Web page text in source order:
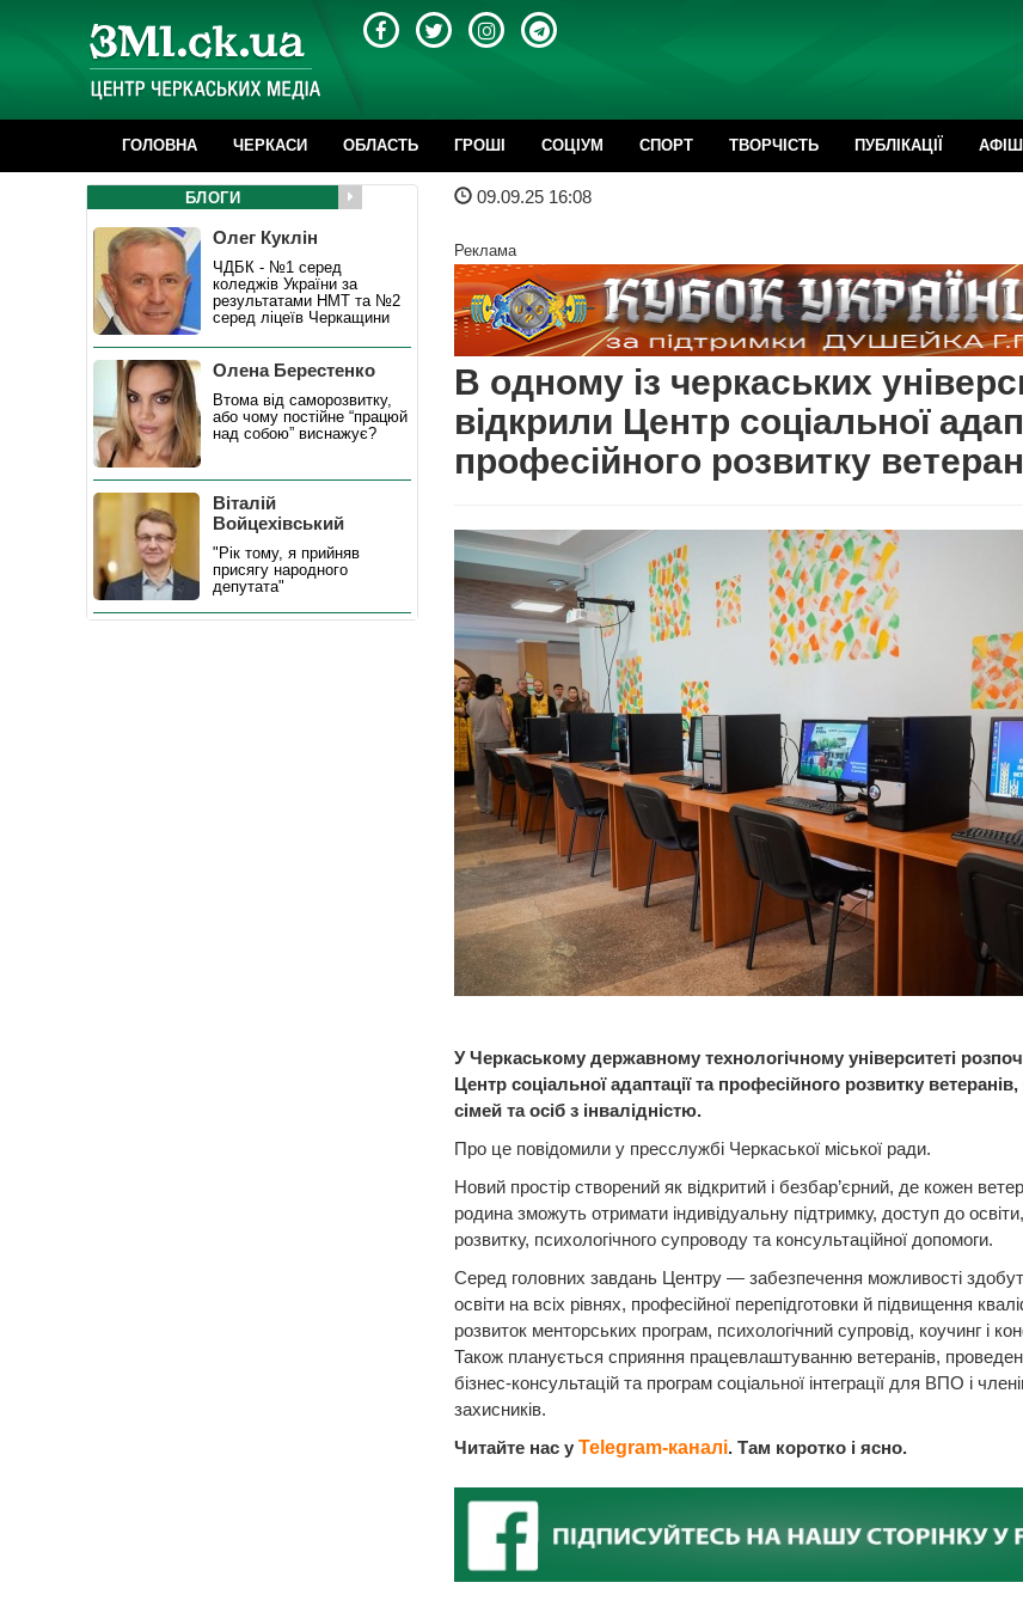
ГОЛОВНА ЧЕРКАСИ ОБЛАСТЬ ГРОШІ CОЦІУМ СПОРТ ТВОРЧІСТЬ ПУБЛІКАЦІЇ
09.09.25 16:08
Реклама
В одному із черкаських
відкрили Центр соціальної
професійного розвитку
У Черкаському державному технологічному університеті
Центр соціальної адаптації та професійного розвитку ветеранів,
сімей та осіб з інвалідністю.
Про це повідомили у пресслужбі Черкаської міської ради.
Новий простір створений як відкритий і безбар’єрний, де кожен
родина зможуть отримати індивідуальну підтримку, доступ до
розвитку, психологічного супроводу та консультаційної допомоги.
Серед головних завдань Центру — забезпечення можливості
освіти на всіх рівнях, професійної перепідготовки й підвищення
розвиток менторських програм, психологічний супровід, коучинг і
Також планується сприяння працевлаштуванню ветеранів,
бізнес-консультацій та програм соціальної інтеграції для ВПО і
захисників.
Читайте нас у Telegram-каналі. Там коротко і ясно.
БЛОГИ
Олег Куклін
ЧДБК - №1 серед
коледжів України за
результатами НМТ та №2
серед ліцеїв Черкащини
Олена Берестенко
Втома від саморозвитку,
або чому постійне “працюй
над собою” виснажує?
Віталій
Войцехівський
"Рік тому, я прийняв
присягу народного
депутата"